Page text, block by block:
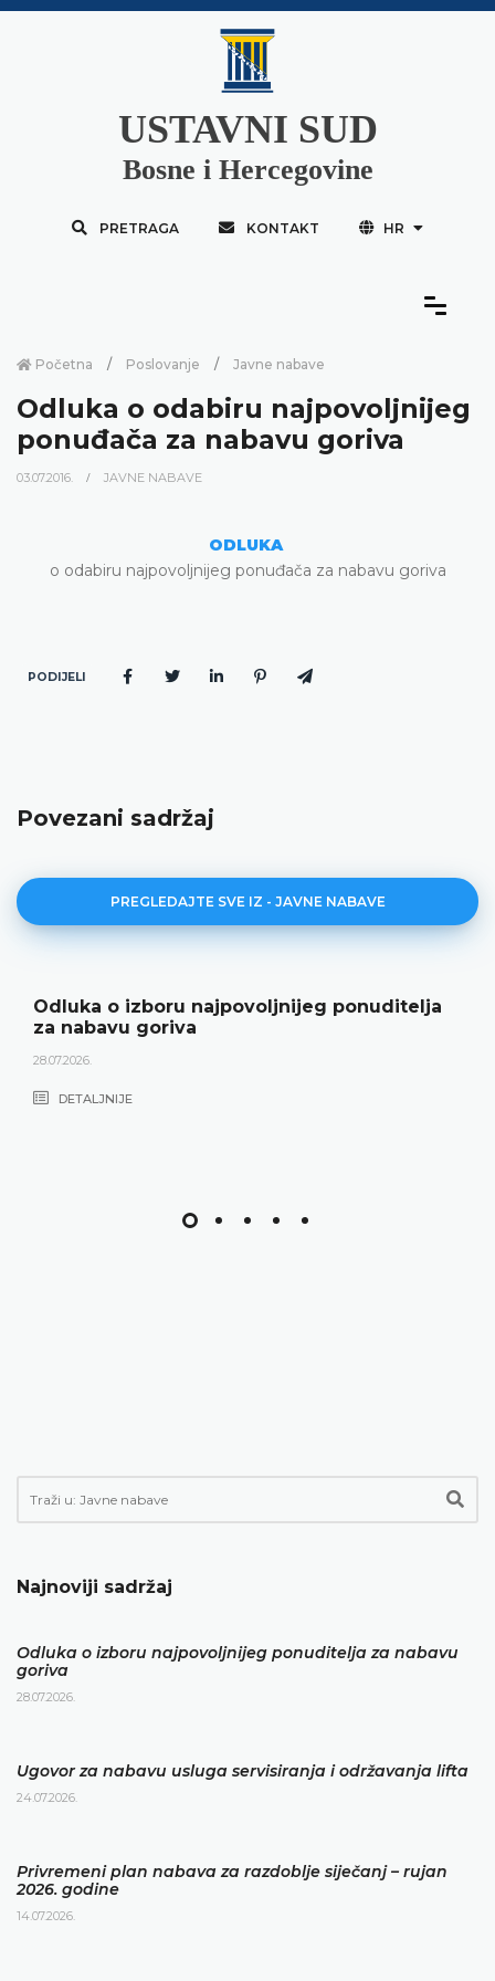
USTAVNI SUD
Bosne i Hercegovine
PRETRAGA KONTAKT HR
Početna Poslovanje Javne nabave
Odluka o odabiru najpovoljnijeg
ponuđača za nabavu goriva
03.07.2016. JAVNE NABAVE
ODLUKA
o odabiru najpovoljnijeg ponuđača za nabavu goriva
PODIJELI
Povezani sadržaj
PREGLEDAJTE SVE IZ - JAVNE NABAVE
Odluka o izboru najpovoljnijeg ponuditelja
za nabavu goriva
28.07.2026.
DETALJNIJE
Najnoviji sadržaj
Odluka o izboru najpovoljnijeg ponuditelja za nabavu
goriva
28.07.2026.
Ugovor za nabavu usluga servisiranja i održavanja lifta
24.07.2026.
Privremeni plan nabava za razdoblje siječanj – rujan
2026. godine
14.07.2026.